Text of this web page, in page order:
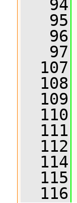
   94
   95
   96
   97
  107
  108
  109
  110
  111
  112
  114
  115
  116